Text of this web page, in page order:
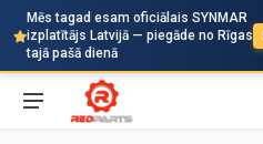
Mēs tagad esam oficiālais SYNMAR
izplatītājs Latvijā — piegāde no Rīgas
tajā pašā dienā
Auto